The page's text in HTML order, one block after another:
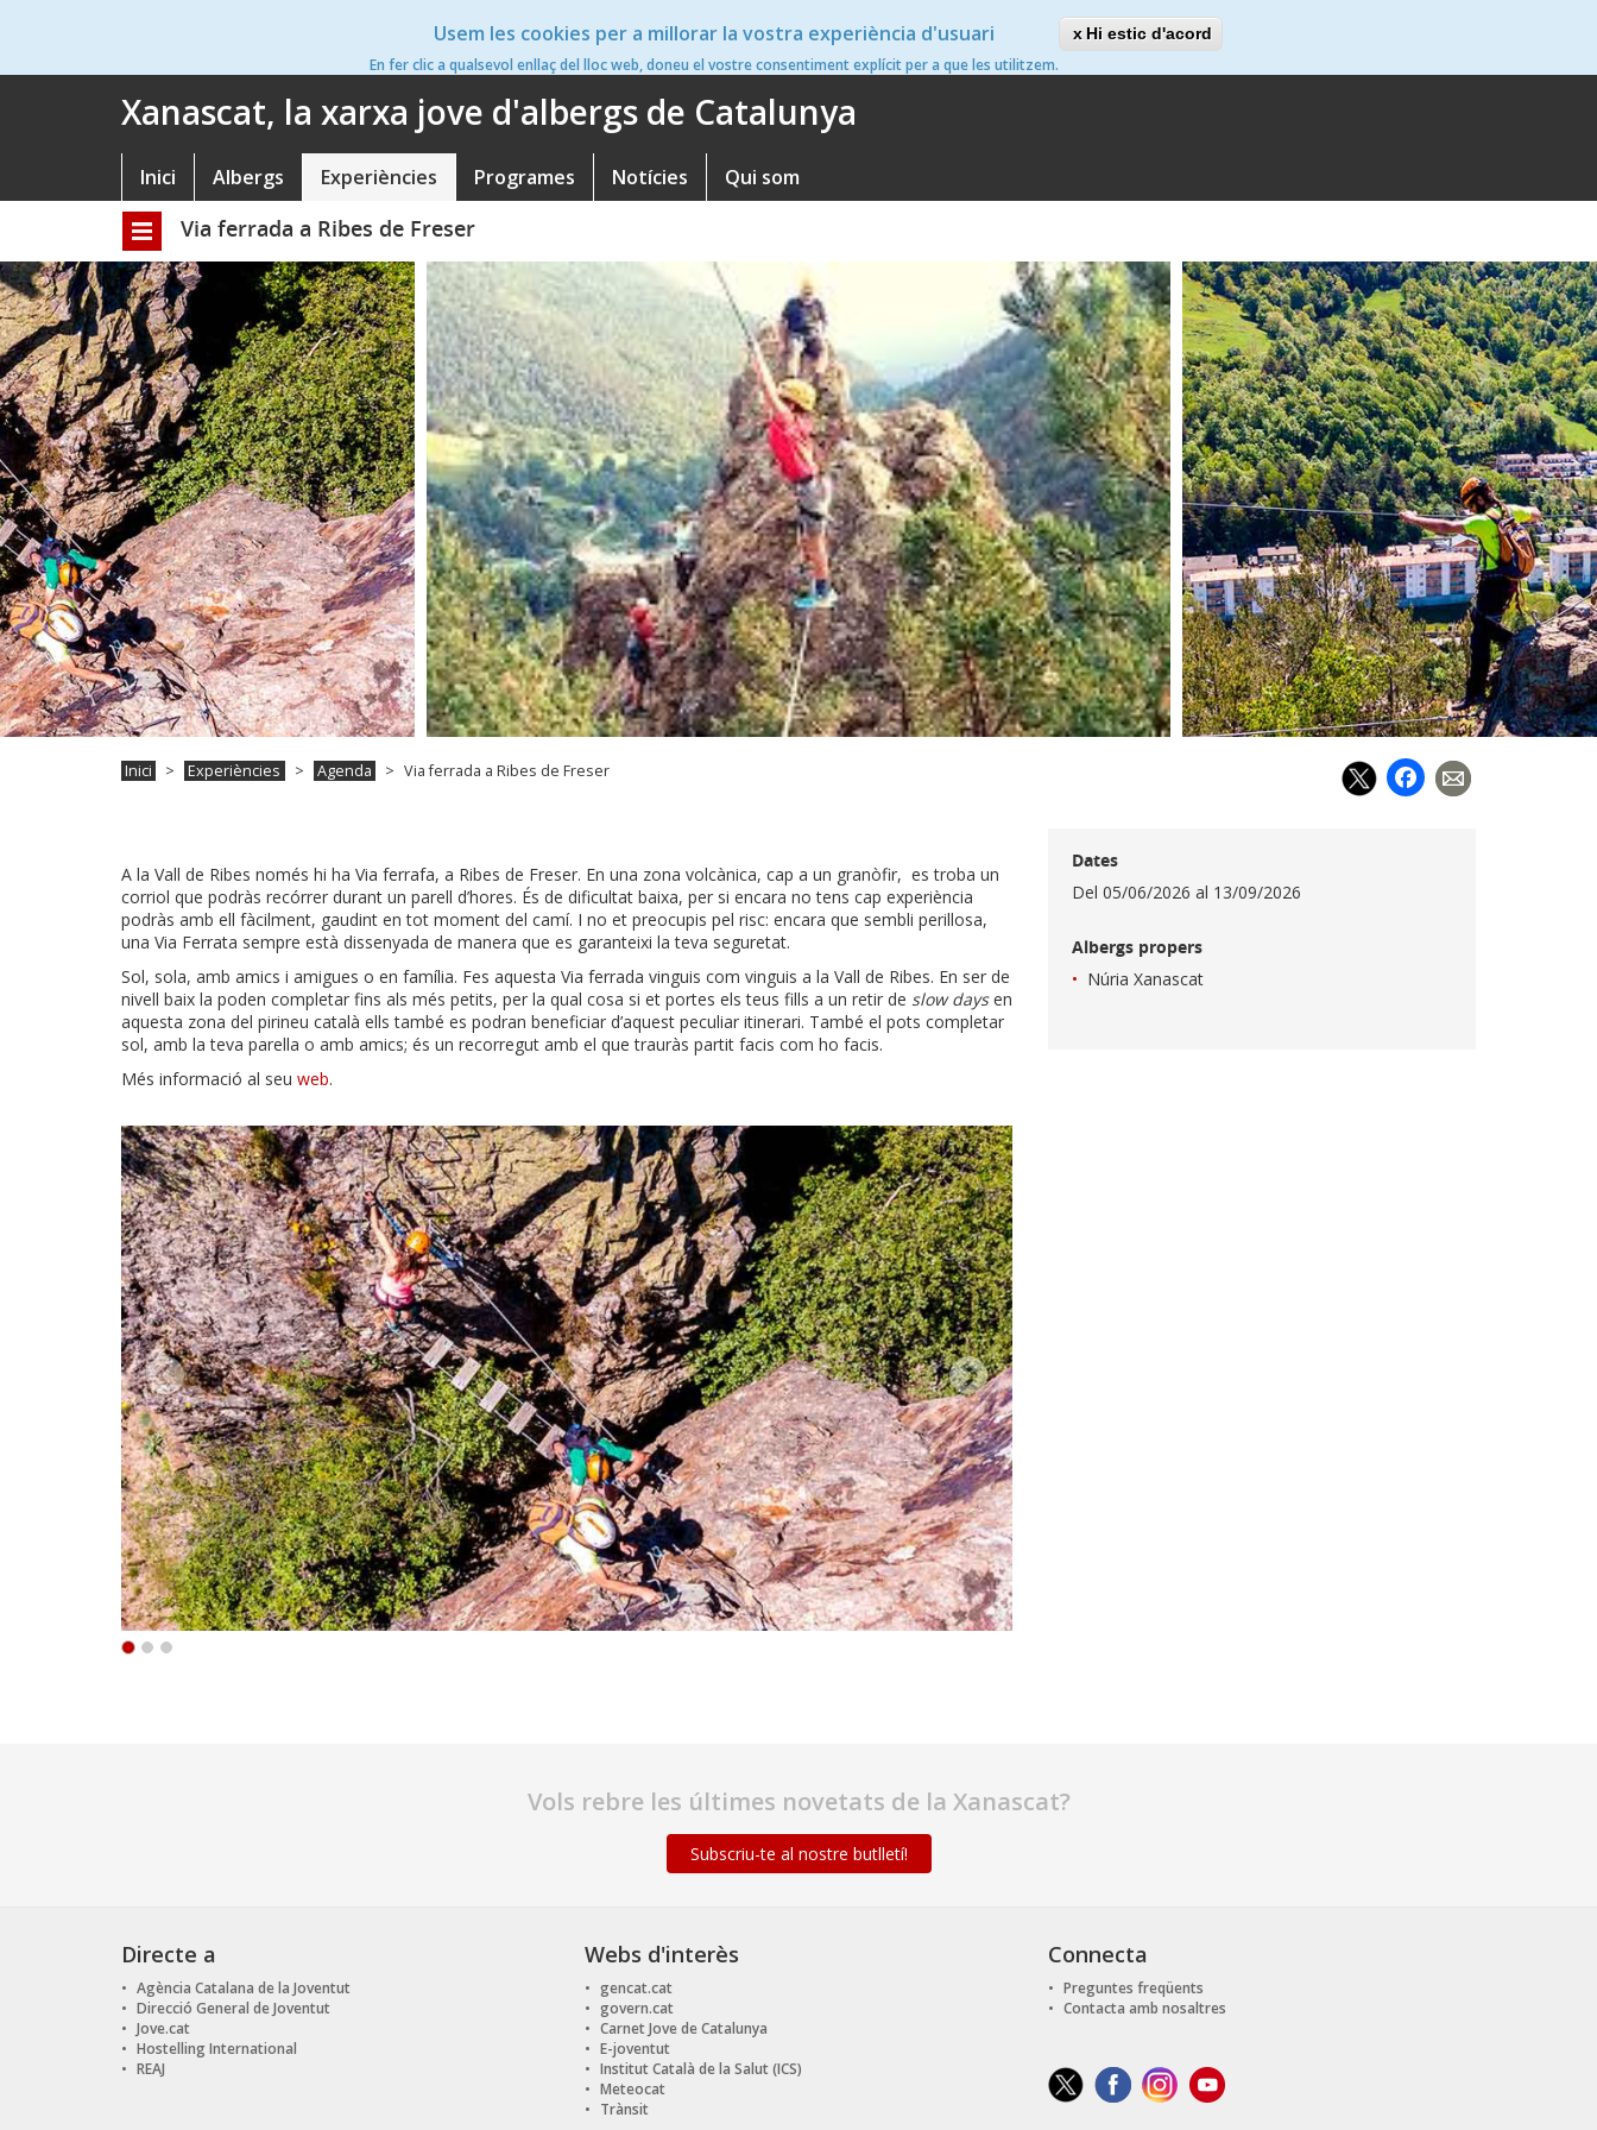
Usem les cookies per a millorar la vostra experiència d'usuari
En fer clic a qualsevol enllaç del lloc web, doneu el vostre consentiment explícit per a que les utilitzem.
Hi estic d'acord
en Cerca
Xanascat, la xarxa jove d'albergs de Catalunya
Navegació
principal
Inici Albergs Experiències Programes Notícies Qui som
Toggle
navigation
Via ferrada a Ribes de Freser
Inici Experiències Agenda Via ferrada a Ribes de Freser Facebook
A la Vall de Ribes només hi ha Via ferrafa, a Ribes de Freser. En una zona volcànica, cap a un granòfir, es troba un
corriol que podràs recórrer durant un parell d’hores. És de dificultat baixa, per si encara no tens cap experiència
podràs amb ell fàcilment, gaudint en tot moment del camí. I no et preocupis pel risc: encara que sembli perillosa,
una Via Ferrata sempre està dissenyada de manera que es garanteixi la teva seguretat.
Sol, sola, amb amics i amigues o en família. Fes aquesta Via ferrada vinguis com vinguis a la Vall de Ribes. En ser de
nivell baix la poden completar fins als més petits, per la qual cosa si et portes els teus fills a un retir de slow daysen
aquesta zona del pirineu català ells també es podran beneficiar d’aquest peculiar itinerari. També el pots completar
sol, amb la teva parella o amb amics; és un recorregut amb el que trauràs partit facis com ho facis.
Més informació al seu web.
Dates
Del 05/06/2026 al 13/09/2026
Albergs propers
Núria Xanascat
Vols rebre les últimes novetats de la Xanascat?
Subscriu-te al nostre butlletí!
Directe a
Agència Catalana de la Joventut
Direcció General de Joventut
Jove.cat
Hostelling International
REAJ
Webs d'interès
gencat.cat
govern.cat
Carnet Jove de Catalunya
E-joventut
Institut Català de la Salut (ICS)
Meteocat
Trànsit
Connecta
Preguntes freqüents
Contacta amb nosaltres